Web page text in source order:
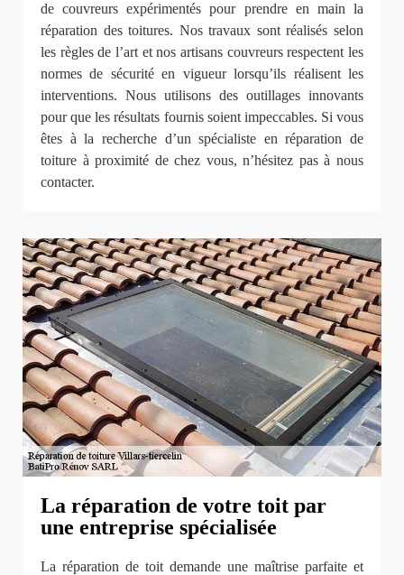
de couvreurs expérimentés pour prendre en main la
réparation des toitures. Nos travaux sont réalisés selon
les règles de l’art et nos artisans couvreurs respectent les
normes de sécurité en vigueur lorsqu’ils réalisent les
interventions. Nous utilisons des outillages innovants
pour que les résultats fournis soient impeccables. Si vous
êtes à la recherche d’un spécialiste en réparation de
toiture à proximité de chez vous, n’hésitez pas à nous
contacter.
La réparation de votre toit par
une entreprise spécialisée
La réparation de toit demande une maîtrise parfaite et